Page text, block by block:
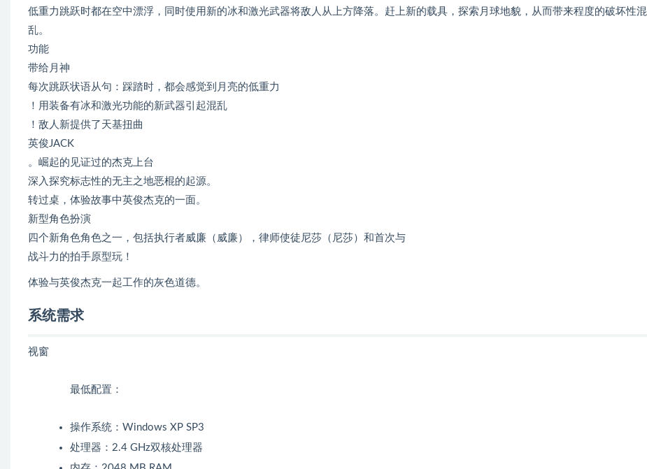
低重力跳跃时都在空中漂浮，同时使用新的冰和激光武器将敌人从上方降落。赶上新的载具，探索月球地貌，从而带来程度的破坏性混
乱。
功能
带给月神
每次跳跃状语从句：踩踏时，都会感觉到月亮的低重力
！用装备有冰和激光功能的新武器引起混乱
！敌人新提供了天基扭曲
英俊JACK
。崛起的见证过的杰克上台
深入探究标志性的无主之地恶棍的起源。
转过桌，体验故事中英俊杰克的一面。
新型角色扮演
四个新角色角色之一，包括执行者威廉（威廉），律师使徒尼莎（尼莎）和首次与
战斗力的拍手原型玩！
体验与英俊杰克一起工作的灰色道德。
系统需求
视窗
最低配置：
操作系统：Windows XP SP3
处理器：2.4 GHz双核处理器